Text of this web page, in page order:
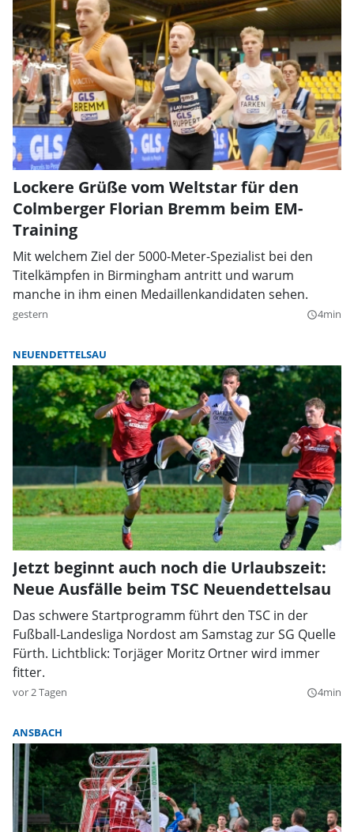
Lockere Grüße vom Weltstar für den
Colmberger Florian Bremm beim EM-
Training
Mit welchem Ziel der 5000-Meter-Spezialist bei den
Titelkämpfen in Birmingham antritt und warum
manche in ihm einen Medaillenkandidaten sehen.
gestern query_builder4min
NEUENDETTELSAU
Jetzt beginnt auch noch die Urlaubszeit:
Neue Ausfälle beim TSC Neuendettelsau
Das schwere Startprogramm führt den TSC in der
Fußball-Landesliga Nordost am Samstag zur SG Quelle
Fürth. Lichtblick: Torjäger Moritz Ortner wird immer
fitter.
vor 2 Tagen query_builder4min
ANSBACH